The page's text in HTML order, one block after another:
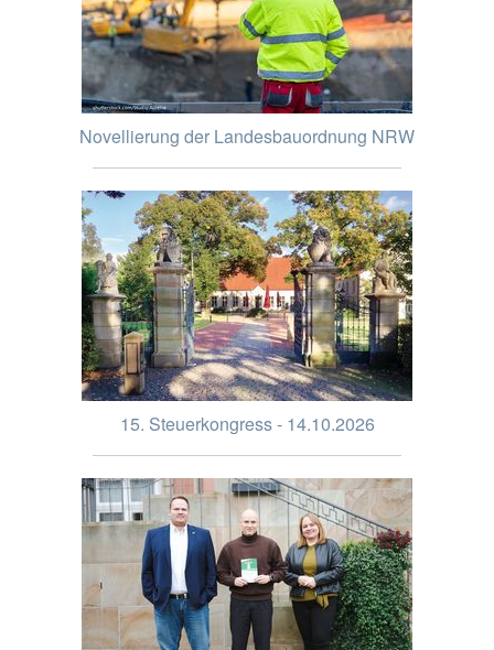
Novellierung der Landesbauordnung NRW
15. Steuerkongress - 14.10.2026